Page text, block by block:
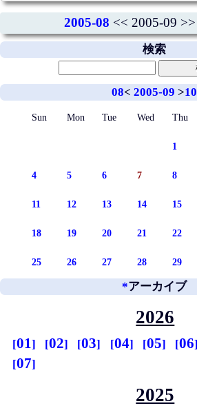
2005-08 << 2005-09 >>
検索
08< 2005-09 >10
Sun Mon Tue Wed Thu
1
4 5 6 7 8
11 12 13 14 15
18 19 20 21 22
25 26 27 28 29
*アーカイブ
2026
01 02 03 04 05
06
07
2025